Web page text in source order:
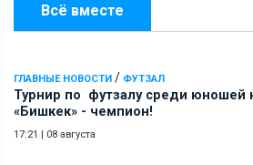
Всё вместе
ГЛАВНЫЕ НОВОСТИ / ФУТЗАЛ
Турнир по футзалу среди юношей
«Бишкек» - чемпион!
17:21 | 08 августа